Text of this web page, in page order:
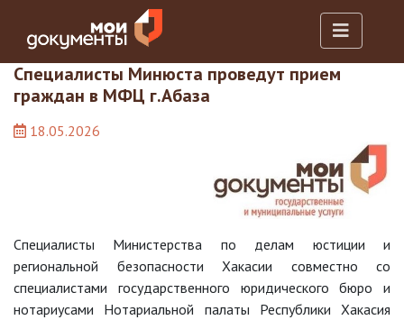
Специалисты Минюста проведут прием
граждан в МФЦ г.Абаза
18.05.2026
Специалисты Министерства по делам юстиции и
региональной безопасности Хакасии совместно со
специалистами государственного юридического бюро и
нотариусами Нотариальной палаты Республики Хакасия